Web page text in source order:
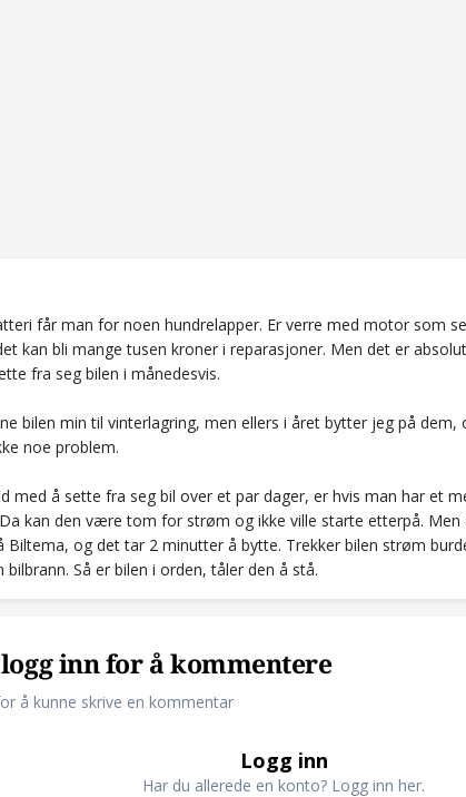
får man for noen hundrelapper. Er verre med motor som
kan bli mange tusen kroner i reparasjoner. Men det er
fra seg bilen i månedesvis.
bilen min til vinterlagring, men ellers i året bytter jeg på dem,
noe problem.
med å sette fra seg bil over et par dager, er hvis man har et
kan den være tom for strøm og ikke ville starte etterpå.
og det tar 2 minutter å bytte. Trekker bilen strøm
Så er bilen i orden, tåler den å stå.
inn for å kommentere
å kunne skrive en kommentar
Logg inn
Har du allerede en konto? Logg inn her.